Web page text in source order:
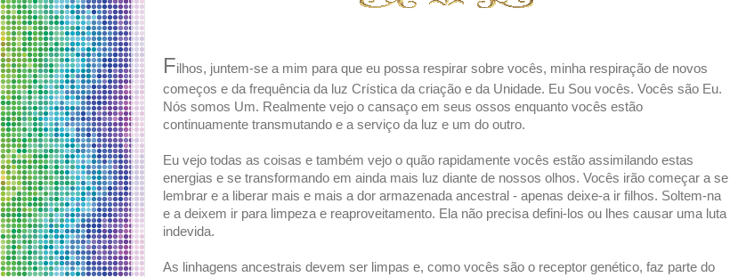
Filhos, juntem-se a mim para que eu possa respirar sobre vocês, minha respiração de novos
começos e da frequência da luz Crística da criação e da Unidade. Eu Sou vocês. Vocês são Eu.
Nós somos Um. Realmente vejo o cansaço em seus ossos enquanto vocês estão
continuamente transmutando e a serviço da luz e um do outro.
Eu vejo todas as coisas e também vejo o quão rapidamente vocês estão assimilando estas
energias e se transformando em ainda mais luz diante de nossos olhos. Vocês irão começar a se
lembrar e a liberar mais e mais a dor armazenada ancestral - apenas deixe-a ir filhos. Soltem-na
e a deixem ir para limpeza e reaproveitamento. Ela não precisa defini-los ou lhes causar uma luta
indevida.
As linhagens ancestrais devem ser limpas e, como vocês são o receptor genético, faz parte do